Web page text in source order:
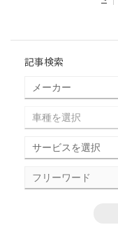
記事検索